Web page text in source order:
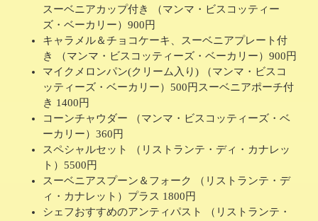
スーベニアカップ付き （マンマ・ビスコッティー
ズ・ベーカリー）900円
キャラメル＆チョコケーキ、スーベニアプレート付
き （マンマ・ビスコッティーズ・ベーカリー）900円
マイクメロンパン(クリーム入り) （マンマ・ビスコ
ッティーズ・ベーカリー）500円スーベニアポーチ付
き 1400円
コーンチャウダー （マンマ・ビスコッティーズ・ベ
ーカリー）360円
スペシャルセット （リストランテ・ディ・カナレッ
ト）5500円
スーベニアスプーン＆フォーク （リストランテ・デ
ィ・カナレット）プラス 1800円
シェフおすすめのアンティパスト （リストランテ・